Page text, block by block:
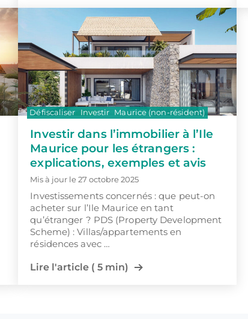
Investir dans l’immobilier à l’Ile
Maurice pour les étrangers :
explications, exemples et avis
Mis à jour le 27 octobre 2025
Investissements concernés : que peut-on
acheter sur l’Ile Maurice en tant
qu’étranger ? PDS (Property Development
Scheme) : Villas/appartements en
résidences avec …
Lire l'article ( 5 min)
Défiscaliser Investir Maurice (non-résident)